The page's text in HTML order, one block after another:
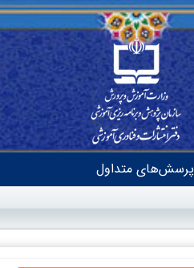
پرسش‌های متداول